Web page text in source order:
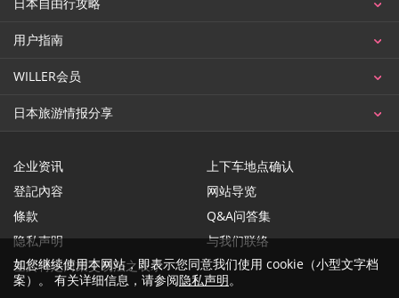
用户指南
WILLER会员
日本旅游情报分享
企业资讯
登記內容
條款
隐私声明
基於特定商業交易法之表示
上下车地点确认
网站导览
Q&A问答集
与我们联络
如您继续使用本网站，即表示您同意我们使用 cookie（小型文字档
案）。 有关详细信息，请参阅隐私声明。